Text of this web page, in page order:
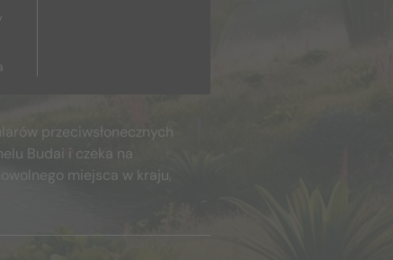
przeciwsłonecznych
Budai i czeka na
miejsca w kraju,